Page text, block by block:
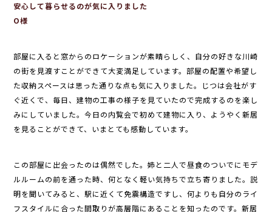
安心して暮らせるのが気に入りました
O様
部屋に入ると窓からのロケーションが素晴らしく、自分の好きな川崎
の街を見渡すことができて大変満足しています。部屋の配置や希望し
た収納スペースは思った通りな点も気に入りました。じつは会社がす
ぐ近くで、毎日、建物の工事の様子を見ていたので完成するのを楽し
みにしていました。今日の内覧会で初めて建物に入り、ようやく新居
を見ることができて、いまとても感動しています。
この部屋に出会ったのは偶然でした。姉と二人で昼食のついでにモデ
ルルームの前を通った時、何となく軽い気持ちで立ち寄りました。説
明を聞いてみると、駅に近くて免震構造ですし、何よりも自分のライ
フスタイルに合った間取りが高層階にあることを知ったのです。新居